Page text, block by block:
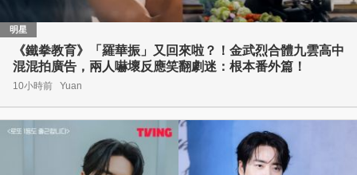
明星
《鐵拳教育》「羅華振」又回來啦？！金武烈合體九雲高中
混混拍廣告，兩人嚇壞反應笑翻劇迷：根本番外篇！
10小時前 Yuan